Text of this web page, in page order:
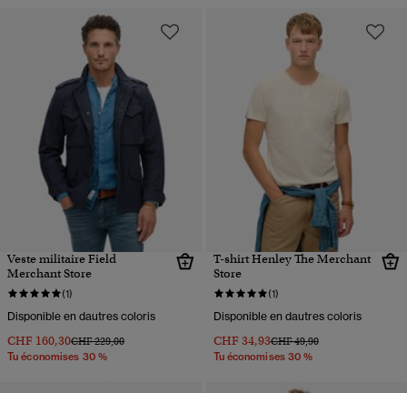
Veste militaire Field
Merchant Store
(1)
Disponible en dautres coloris
CHF 160,30Prix réduit de
CHF 229,00à
Tu économises 30 %
T-shirt Henley The Merchant
Store
(1)
Disponible en dautres coloris
CHF 34,93Prix réduit de
CHF 49,90à
Tu économises 30 %